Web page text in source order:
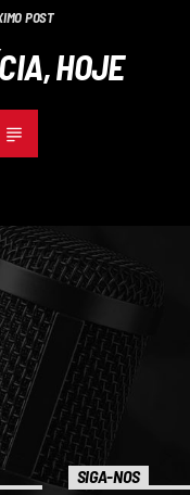
POST
HOJE
SIGA-NOS